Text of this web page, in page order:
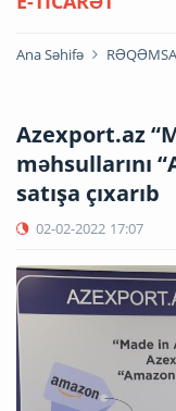
Ana Səhifə
Azexport.az
məhsullarını
satışa çıxarıb
02-02-2022 17:07